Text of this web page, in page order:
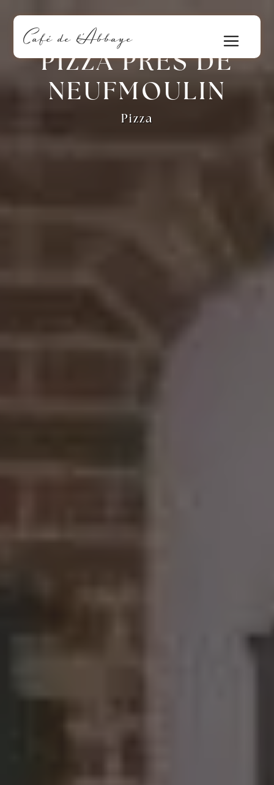
Café de l'Abbaye
PIZZA PRÈS DE
NEUFMOULIN
Pizza